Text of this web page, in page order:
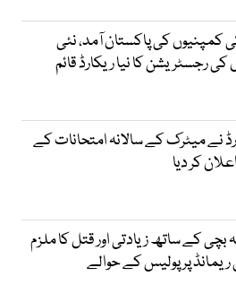
کمپنیوں کی پاکستان آمد، نئی
رجسٹریشن کا نیا ریکارڈ قائم
نے میٹرک کے سالانہ امتحانات کے
کر دیا
بچی کے ساتھ زیادتی اور قتل کا ملزم
پر پولیس کے حوالے